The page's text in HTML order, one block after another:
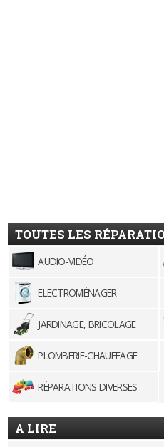
TOUTES LES
AUDIO-VIDÉO
ELECTROMÉNAGER
JARDINAGE, BRICOLAGE
PLOMBERIE-CHAUFFAGE
RÉPARATIONS DIVERSES
A LIRE